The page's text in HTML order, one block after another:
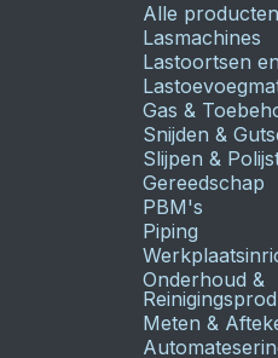
Alle producten
Lasmachines
Lastoortsen
Gas &
Snijden &
Slijpen &
Gereedschap
PBM's
Piping
Onderhoud &
Meten &